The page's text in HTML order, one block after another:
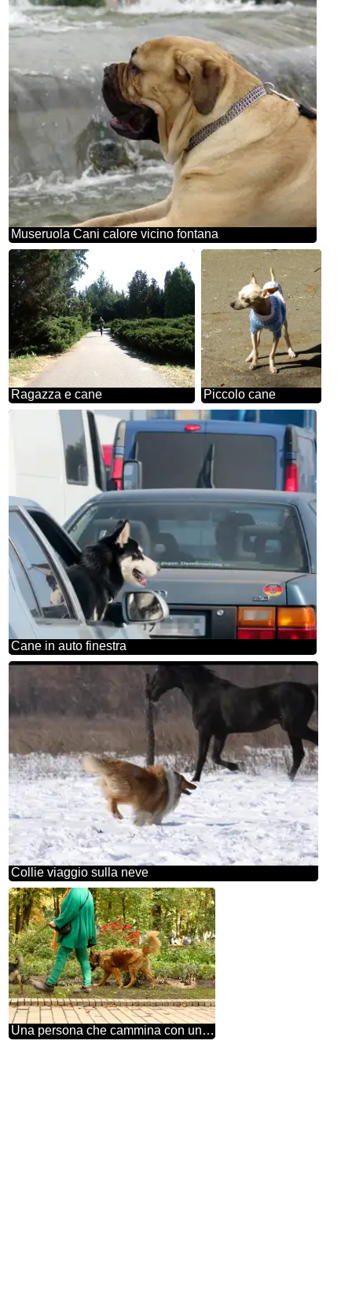
Museruola Cani calore vicino fontana
Ragazza e cane Piccolo cane
Cane in auto finestra
Collie viaggio sulla neve
Una persona che cammina con un cane